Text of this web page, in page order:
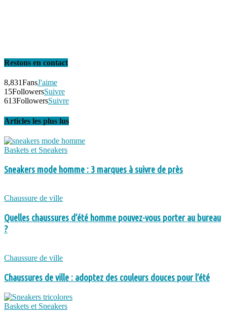
Restons en contact
8,831FansJ'aime
15FollowersSuivre
613FollowersSuivre
Articles les plus lus
Baskets et Sneakers
Sneakers mode homme : 3 marques à suivre de près
Chaussure de ville
Quelles chaussures d’été homme pouvez-vous porter au bureau
?
Chaussure de ville
Chaussures de ville : adoptez des couleurs douces pour l’été
Baskets et Sneakers